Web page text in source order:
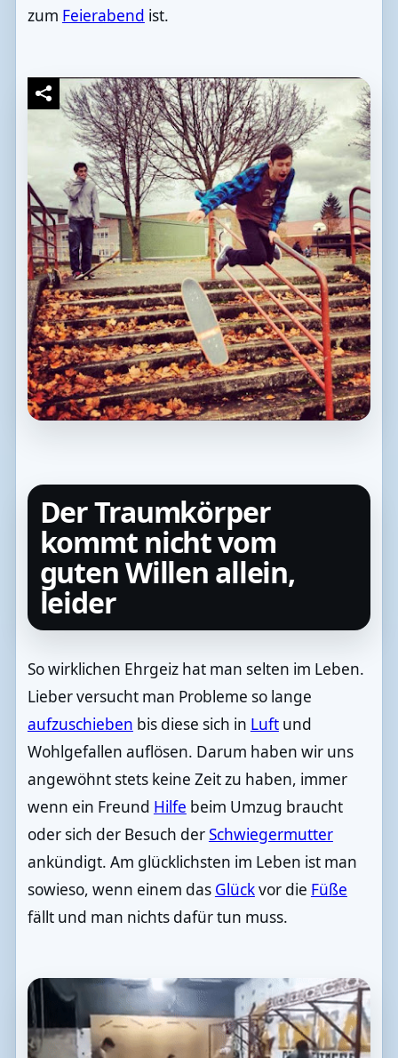
zum Feierabend ist.
Der Traumkörper
kommt nicht vom
guten Willen allein,
leider
So wirklichen Ehrgeiz hat man selten im Leben.
Lieber versucht man Probleme so lange
aufzuschieben bis diese sich in Luftund
Wohlgefallen auflösen. Darum haben wir uns
angewöhnt stets keine Zeit zu haben, immer
wenn ein Freund Hilfe beim Umzug braucht
oder sich der Besuch derSchwiegermutter
ankündigt. Am glücklichsten im Leben ist man
sowieso, wenn einem das Glückvor die Füße
fällt und man nichts dafür tun muss.